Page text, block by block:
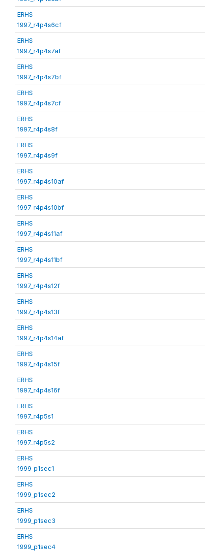
ERHS
1997_r4p4s6cf
ERHS
1997_r4p4s7af
ERHS
1997_r4p4s7bf
ERHS
1997_r4p4s7cf
ERHS
1997_r4p4s8f
ERHS
1997_r4p4s9f
ERHS
1997_r4p4s10af
ERHS
1997_r4p4s10bf
ERHS
1997_r4p4s11af
ERHS
1997_r4p4s11bf
ERHS
1997_r4p4s12f
ERHS
1997_r4p4s13f
ERHS
1997_r4p4s14af
ERHS
1997_r4p4s15f
ERHS
1997_r4p4s16f
ERHS
1997_r4p5s1
ERHS
1997_r4p5s2
ERHS
1999_p1sec1
ERHS
1999_p1sec2
ERHS
1999_p1sec3
ERHS
1999_p1sec4